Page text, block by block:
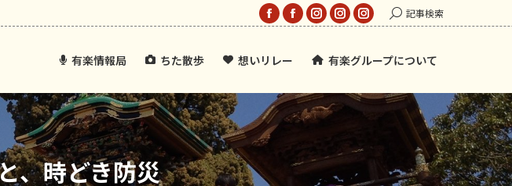
Facebook
opens
new
window
Facebook
opens
new
window
Instagram
opens
new
window
Instagram
opens
new
Instagram
opens
new
window
Search:記事検索
有楽情報局 ちた散歩 想いリレー 有楽グループについて
、時どき防災